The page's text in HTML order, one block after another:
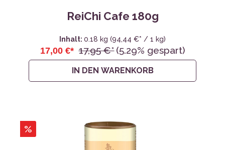
ReiChi Cafe 180g
Inhalt: 0.18 kg (94,44 €* / 1 kg)
17,00 €* 17,95 €* (5.29% gespart)
IN DEN WARENKORB
%